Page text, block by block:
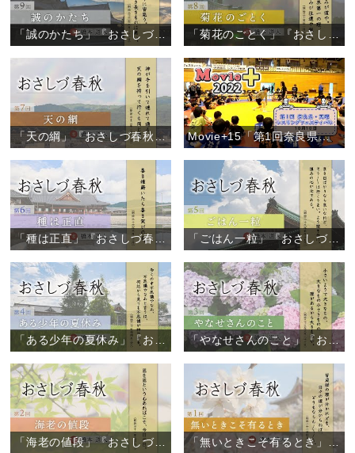
「誠のかたち」『おさしづ春秋』（9） 「菊花のごとく」『おさしづ春秋』（8）
「天の綱」『おさしづ春秋』（7） Movie+15「第1回奈良県・天理レスリングフェスティバル」
「ごはん一粒」『おさしづ春秋』（5）
「ある少年の夏休み」『おさしづ春秋』（4） 「やなせさんのこと」『おさしづ春秋』（3）
「海老の値段」『おさしづ春秋』（2） 「無いときこそ有るとき」『おさしづ春秋』（1）